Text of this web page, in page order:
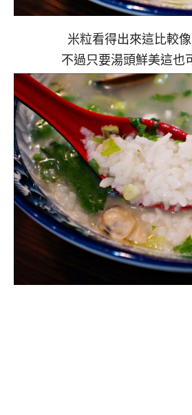
米粒看得出來這比較
不過只要湯頭鮮美這也